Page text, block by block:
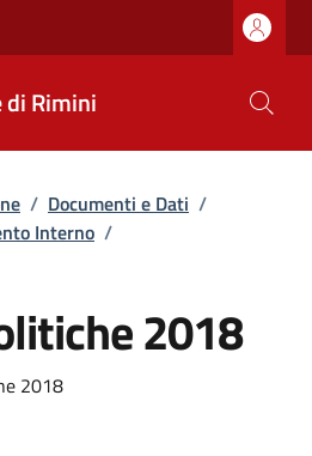
di Rimini
/ Documenti e Dati /
Interno /
2018
2018